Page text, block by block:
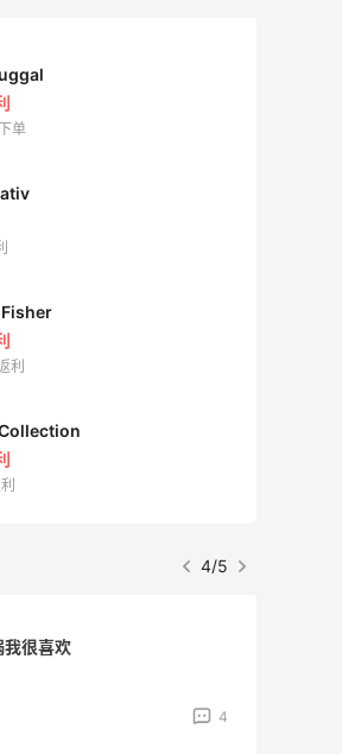
单
利
4/5
我很喜欢
4